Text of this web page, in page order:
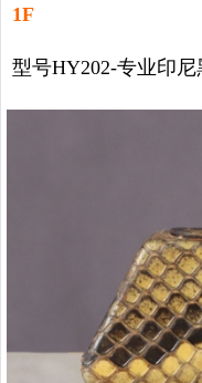
孩子学习各种
1F
型号HY202-专业印尼